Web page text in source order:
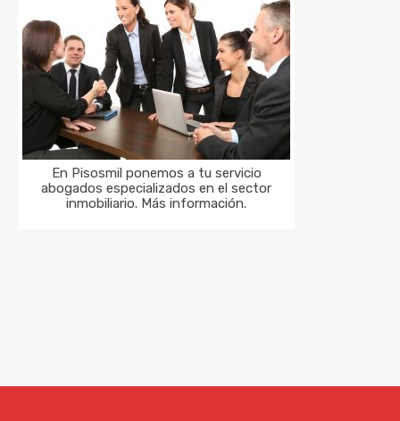
En Pisosmil ponemos a tu servicio
abogados especializados en el sector
inmobiliario. Más información.